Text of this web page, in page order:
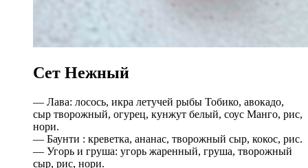
Сет Нежный
— Лава: лосось, икра летучей рыбы Тобико, авокадо,
сыр творожный, огурец, кунжут белый, соус Манго, рис,
нори.
— Баунти : креветка, ананас, творожный сыр, кокос, рис.
— Угорь и груша: угорь жаренный, груша, творожный
сыр, рис, нори.